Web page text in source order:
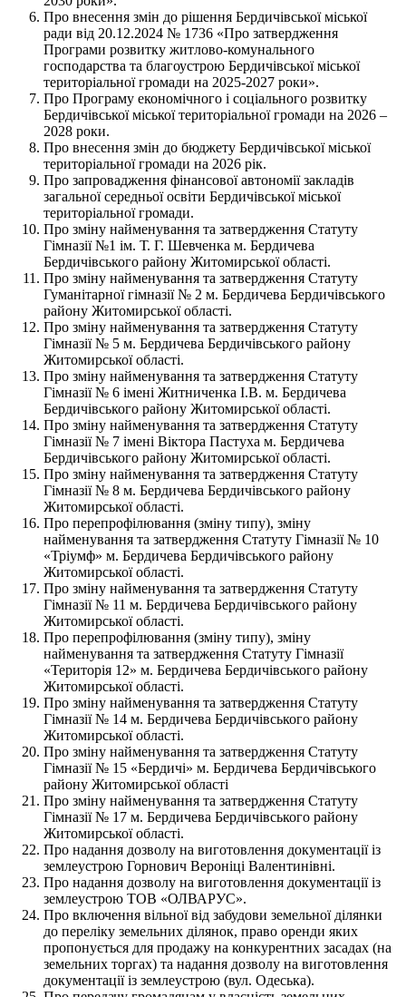
Про внесення змін до рішення Бердичівської міської
ради від 20.12.2024 № 1736 «Про затвердження
Програми розвитку житлово-комунального
господарства та благоустрою Бердичівської міської
територіальної громади на 2025-2027 роки».
Про Програму економічного і соціального розвитку
Бердичівської міської територіальної громади на 2026 –
2028 роки.
Про внесення змін до бюджету Бердичівської міської
територіальної громади на 2026 рік.
Про запровадження фінансової автономії закладів
загальної середньої освіти Бердичівської міської
територіальної громади.
Про зміну найменування та затвердження Статуту
Гімназії №1 ім. Т. Г. Шевченка м. Бердичева
Бердичівського району Житомирської області.
Про зміну найменування та затвердження Статуту
Гуманітарної гімназії № 2 м. Бердичева Бердичівського
району Житомирської області.
Про зміну найменування та затвердження Статуту
Гімназії № 5 м. Бердичева Бердичівського району
Житомирської області.
Про зміну найменування та затвердження Статуту
Гімназії № 6 імені Житниченка І.В. м. Бердичева
Бердичівського району Житомирської області.
Про зміну найменування та затвердження Статуту
Гімназії № 7 імені Віктора Пастуха м. Бердичева
Бердичівського району Житомирської області.
Про зміну найменування та затвердження Статуту
Гімназії № 8 м. Бердичева Бердичівського району
Житомирської області.
Про перепрофілювання (зміну типу), зміну
найменування та затвердження Статуту Гімназії № 10
«Тріумф» м. Бердичева Бердичівського району
Житомирської області.
Про зміну найменування та затвердження Статуту
Гімназії № 11 м. Бердичева Бердичівського району
Житомирської області.
Про перепрофілювання (зміну типу), зміну
найменування та затвердження Статуту Гімназії
«Територія 12» м. Бердичева Бердичівського району
Житомирської області.
Про зміну найменування та затвердження Статуту
Гімназії № 14 м. Бердичева Бердичівського району
Житомирської області.
Про зміну найменування та затвердження Статуту
Гімназії № 15 «Бердичі» м. Бердичева Бердичівського
району Житомирської області
Про зміну найменування та затвердження Статуту
Гімназії № 17 м. Бердичева Бердичівського району
Житомирської області.
Про надання дозволу на виготовлення документації із
землеустрою Горнович Вероніці Валентинівні.
Про надання дозволу на виготовлення документації із
землеустрою ТОВ «ОЛВАРУС».
Про включення вільної від забудови земельної ділянки
до переліку земельних ділянок, право оренди яких
пропонується для продажу на конкурентних засадах (на
земельних торгах) та надання дозволу на виготовлення
документації із землеустрою (вул. Одеська).